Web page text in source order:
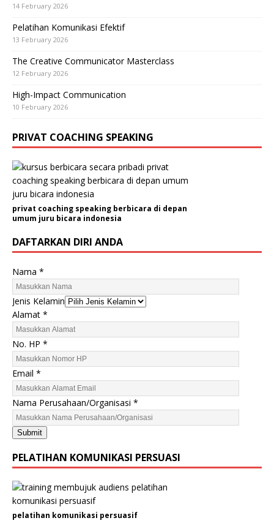
14 February 2026
Pelatihan Komunikasi Efektif
13 February 2026
The Creative Communicator Masterclass
12 February 2026
High-Impact Communication
10 February 2026
PRIVAT COACHING SPEAKING
privat coaching speaking berbicara di depan
umum juru bicara indonesia
DAFTARKAN DIRI ANDA
Nama *
Jenis Kelamin
Alamat *
H
P
K
e
l
a
m
i
n
J
e
n
i
s
No. HP *
Email *
Nama Perusahaan/Organisasi *
Submit
PELATIHAN KOMUNIKASI PERSUASI
pelatihan komunikasi persuasif